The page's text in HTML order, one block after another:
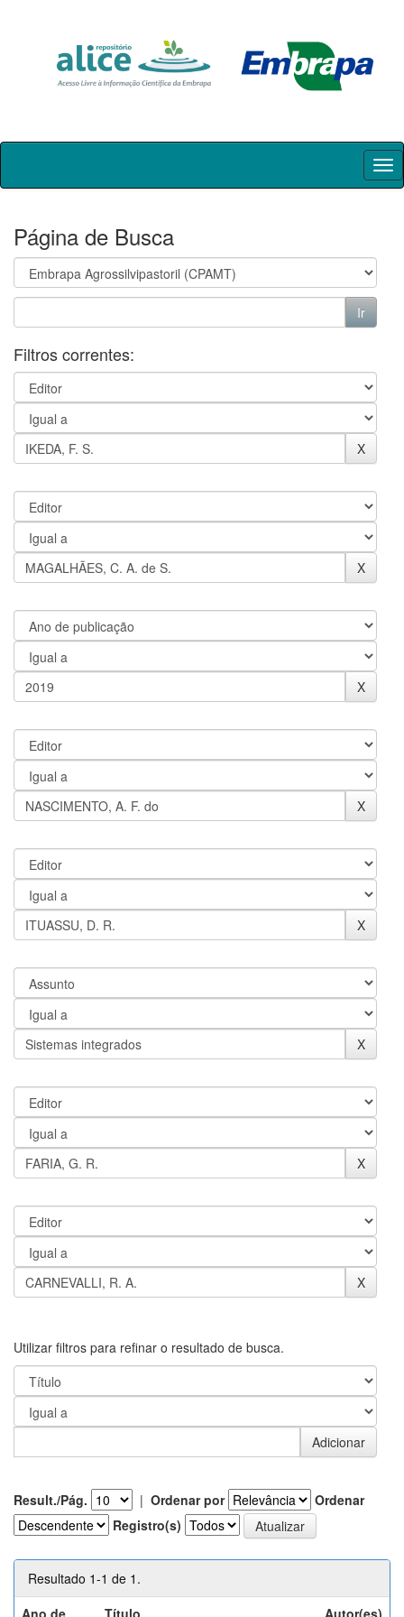
Skip
Página de Busca
Filtros correntes:
Utilizar filtros para refinar o resultado de busca.
Result./Pág. | Ordenar por
Ordenar
Registro(s)
Resultado 1-1 de 1.
Ano de
Título Autor(es)